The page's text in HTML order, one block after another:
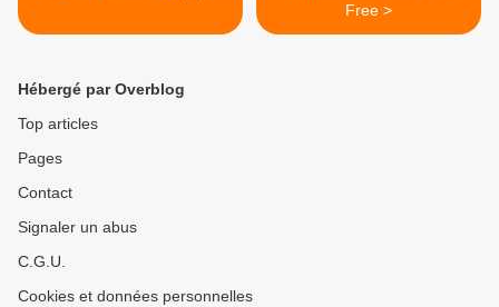
Free >
Hébergé par Overblog
Top articles
Pages
Contact
Signaler un abus
C.G.U.
Cookies et données personnelles